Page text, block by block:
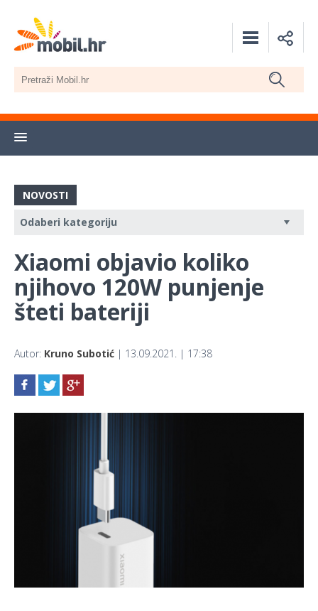
NOVOSTI
Xiaomi objavio koliko
njihovo 120W punjenje
šteti bateriji
Autor: Kruno Subotić | 13.09.2021. | 17:38